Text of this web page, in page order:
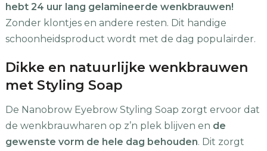
hebt 24 uur lang gelamineerde wenkbrauwen!
Zonder klontjes en andere resten. Dit handige
schoonheidsproduct wordt met de dag populairder.
Dikke en natuurlijke wenkbrauwen
met Styling Soap
De Nanobrow Eyebrow Styling Soap zorgt ervoor dat
de wenkbrauwharen op z’n plek blijven en de
gewenste vorm de hele dag behouden. Dit zorgt